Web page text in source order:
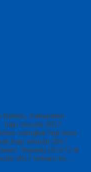
Kabupaten
baju wisuda 2017
setingkat higt twist
wisuda 2017
Terpadu (SDIT) di
2017 terbaru ini…